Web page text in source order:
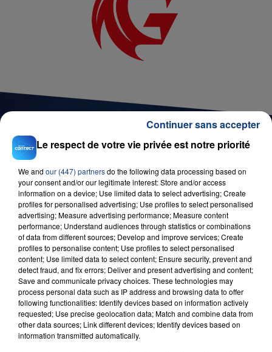
D'AUTRES JEUX
29 août 2025
LE MOT CASH !
Le respect de votre vie privée est notre priorité
We and our (447) partnersdo the following data processing based on
your consent and/or our legitimate interest: Store and/or access
information on a device; Use limited data to select advertising; Create
profiles for personalised advertising; Use profiles to select personalised
advertising; Measure advertising performance; Measure content
performance; Understand audiences through statistics or combinations
of data from different sources; Develop and improve services; Create
profiles to personalise content; Use profiles to select personalised
content; Use limited data to select content; Ensure security, prevent and
detect fraud, and fix errors; Deliver and present advertising and content;
Save and communicate privacy choices. These technologies may
process personal data such as IP address and browsing data to offer
following functionalities: Identify devices based on information actively
requested; Use precise geolocation data; Match and combine data from
other data sources; Link different devices; Identify devices based on
information transmitted automatically.
Continuer sans accepter